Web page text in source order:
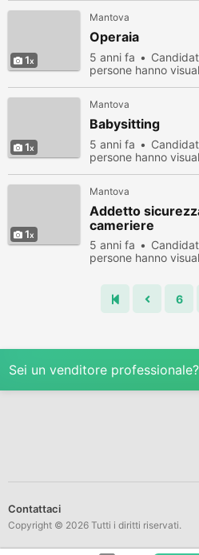
1
Mantova
Operaia
5 anni fa
persone hanno
1
Mantova
Babysitting
5 anni fa
persone hanno
1
Mantova
Addetto
cameriere
5 anni fa
persone hanno
6
Sei un venditore professionale?
Contattaci
Copyright © 2026 Tutti i diritti riservati.